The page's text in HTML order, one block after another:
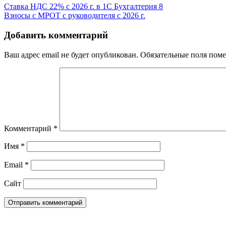
Cтавка НДС 22% с 2026 г. в 1С Бухгалтерия 8
Взносы с МРОТ с руководителя с 2026 г.
Добавить комментарий
Ваш адрес email не будет опубликован. Обязательные поля
Комментарий *
Имя *
Email *
Сайт